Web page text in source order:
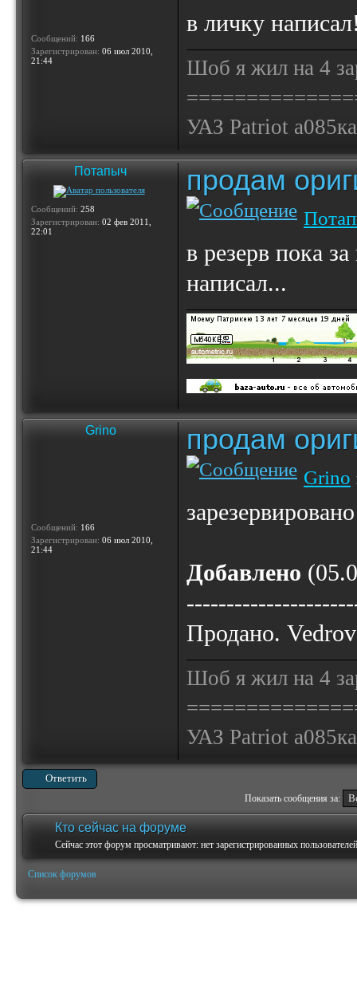
Сообщений: 166
Зарегистрирован: 06 июл 2010,
21:44
в личку
Шоб я жил на 4
УАЗ Patriot
Потапыч
Сообщений: 258
Зарегистрирован: 02 фев 2011,
22:01
продам
в резерв пока
написал...
Grino
Сообщений: 166
Зарегистрирован: 06 июл 2010,
21:44
продам
Grino
Добавлено
Продано.
Шоб я жил на 4
УАЗ Patriot
Ответить
Показать сообщения за:
Кто сейчас на форуме
Сейчас этот форум просматривают: нет зарегистрированных
Список форумов